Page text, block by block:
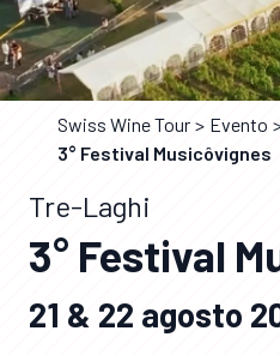
Swiss Wine Tour
Evento
3° Festival Musicôvignes
Tre-Laghi
3° Festival
21 & 22 agosto